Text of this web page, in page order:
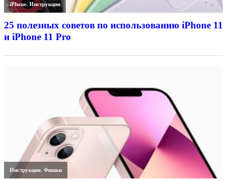
iPhone,Инструкции
25 полезных советов по использованию iPhone 11
и iPhone 11 Pro
Инструкции,Фишки